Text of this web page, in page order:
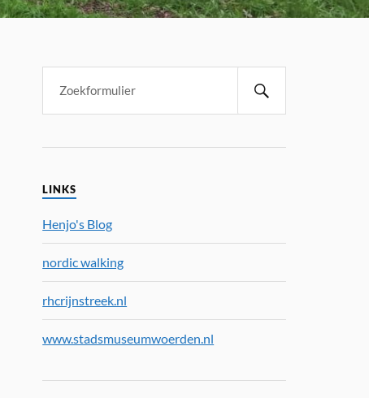
LINKS
Henjo's Blog
nordic walking
rhcrijnstreek.nl
www.stadsmuseumwoerden.nl